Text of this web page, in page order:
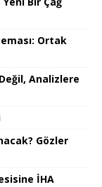
Ortak
Analizlere
Gözler
İHA